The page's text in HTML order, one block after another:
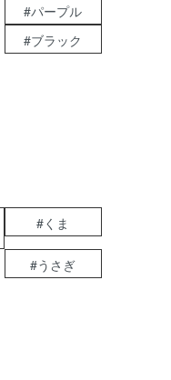
#パープル
#ブラック
#くま
#うさぎ